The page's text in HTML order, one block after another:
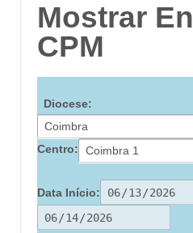
Mostrar
CPM
Diocese:
Centro:
Data Início: